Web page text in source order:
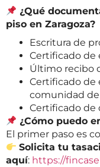
¿Qué
piso en Zaragoza?
Escritura de
Certificado de
Último recibo
Certificado de
comunidad
Certificado de
¿Cómo puedo
El primer paso es
Solicita tu
aquí: https://